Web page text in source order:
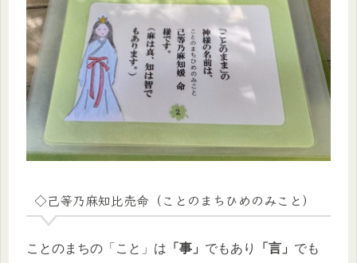
◇己等乃麻知比売命（ことのまちひめのみこと）
ことのまちの「こと」は 「事」 でもあり 「言」 でも